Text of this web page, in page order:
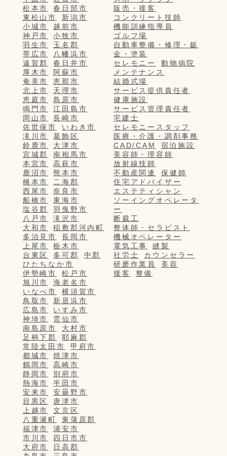
松本市
春日部市
東松山市
新潟市
小城市
越前市
神戸市
小牧市
羽生市
玉名郡
帯広市
八幡浜市
遠賀郡
春日井市
厚木市
阿蘇市
奄美市
恵那市
北上市
天理市
恵庭市
島原市
鳴門市
江田島市
岡山市
長崎市
佐世保市
いわき市
滝川市
葛飾区
鈴鹿市
大津市
宮城郡
南相馬市
本宮市
高萩市
鹿沼市
熊本市
橋本市
二海郡
西尾市
奈良市
船橋市
東海市
塩谷郡
羽曳野市
八戸市
滝沢市
大和市
稲敷郡河内町
多治見市
長岡市
上尾市
栃木市
台東区
多可郡
中郡
ひたちなか市
伊勢崎市
松戸市
旭川市
海老名市
いなべ市
横須賀市
鳥取市
新居浜市
広島市
いすみ市
神埼市
雲仙市
南島原市
大村市
足柄下郡
耶麻郡
常陸太田市
甲府市
都城市
焼津市
鶴岡市
高崎市
静岡市
別府市
熱海市
半田市
安来市
安曇野市
目黒区
唐津市
上越市
文京区
八重瀬町
東蒲原郡
福津市
浦安市
市川市
四日市市
大府市
日高郡
販売・接客
コンクリート技師
機能訓練指導員
ゴルフ場
自動車整備・修理・鈑
金・塗装
セレモニー
動物病院
メンテナンス
結婚式場
サービス提供責任者
健康施設
サービス管理責任者
宅建士
セレモニースタッフ
医療・介護・調剤事務
CAD/CAM
宿泊施設
美容師・理容師
放射線技師
不動産関連
保健師
住宅アドバイザー
エステティシャン
ソーイングオペレータ
ー
断裁工
整体師・セラピスト
機械オペレーター
電気工事
縫製
社労士
カウンセラー
研磨作業員
美容
接客
整備